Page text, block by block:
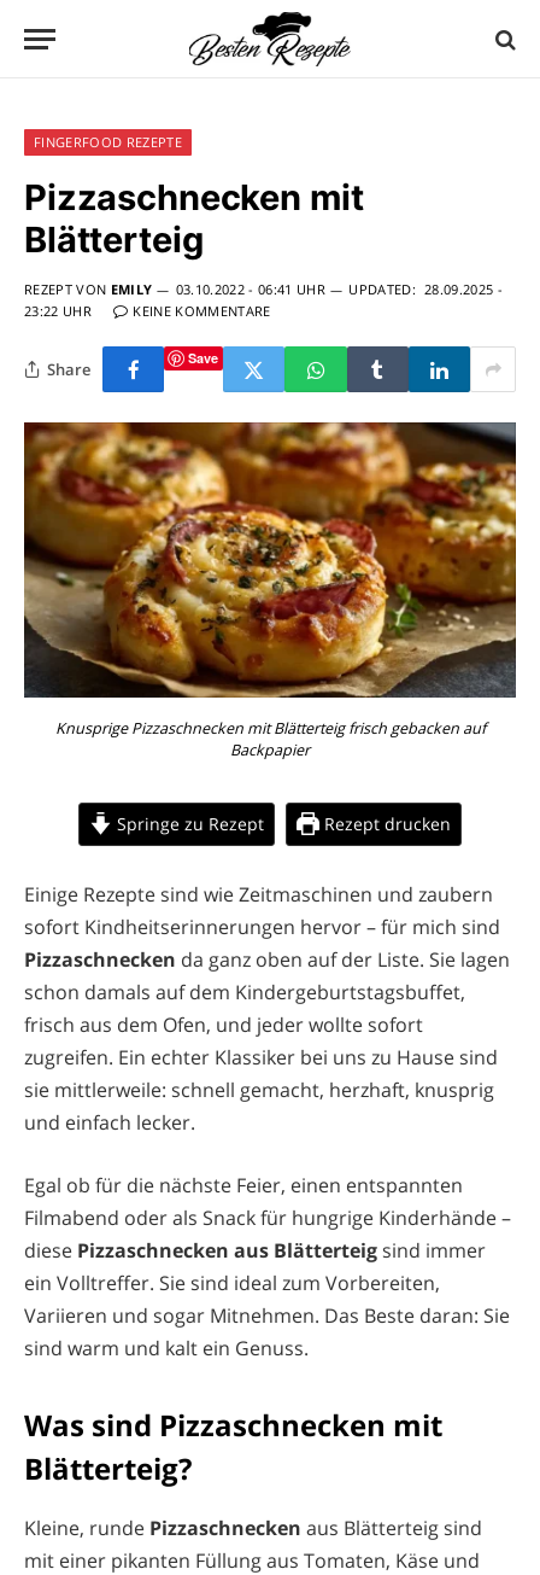
FINGERFOOD REZEPTE
Pizzaschnecken mit
Blätterteig
REZEPT VON EMILY 03.10.2022 - 06:41 UHR UPDATED: 28.09.2025 -
23:22 UHR
KEINE KOMMENTARE
Share Save
Knusprige Pizzaschnecken mit Blätterteig frisch gebacken auf
Backpapier
Springe zu Rezept Rezept drucken
Einige Rezepte sind wie Zeitmaschinen und zaubern
sofort Kindheitserinnerungen hervor – für mich sind
Pizzaschnecken da ganz oben auf der Liste. Sie lagen
schon damals auf dem Kindergeburtstagsbuffet,
frisch aus dem Ofen, und jeder wollte sofort
zugreifen. Ein echter Klassiker bei uns zu Hause sind
sie mittlerweile: schnell gemacht, herzhaft, knusprig
und einfach lecker.
Egal ob für die nächste Feier, einen entspannten
Filmabend oder als Snack für hungrige Kinderhände –
diese Pizzaschnecken aus Blätterteigsind immer
ein Volltreffer. Sie sind ideal zum Vorbereiten,
Variieren und sogar Mitnehmen. Das Beste daran: Sie
sind warm und kalt ein Genuss.
Was sind Pizzaschnecken mit
Blätterteig?
Kleine, runde Pizzaschnecken aus Blätterteig sind
mit einer pikanten Füllung aus Tomaten, Käse und